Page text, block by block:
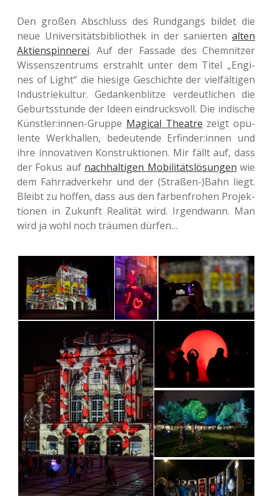
Den großen Abschluss des Rund­gangs bildet die
neue Uni­ver­si­täts­bi­blio­thek in der sanier­ten alten
Akti­en­spin­ne­rei. Auf der Fas­sa­de des Chem­nit­zer
Wis­sens­zen­trums erstrahlt unter dem Titel „Engi­
nes of Light“ die hie­si­ge Geschich­te der viel­fäl­ti­gen
Indus­trie­kul­tur. Gedan­ken­blit­ze ver­deut­li­chen die
Geburts­stun­de der Ideen ein­drucks­voll. Die indi­sche
Künstler:innen-Gruppe Magi­cal Theat­re zeigt opu­
len­te Werk­hal­len, bedeu­ten­de Erfinder:innen und
ihre inno­va­ti­ven Kon­struk­tio­nen. Mir fällt auf, dass
der Fokus auf nach­hal­ti­gen Mobi­li­täts­lö­sun­gen wie
dem Fahr­rad­ver­kehr und der (Straßen-)Bahn liegt.
Bleibt zu hoffen, dass aus den far­ben­fro­hen Pro­jek­
tio­nen in Zukunft Rea­li­tät wird. Irgend­wann. Man
wird ja wohl noch träu­men dürfen…